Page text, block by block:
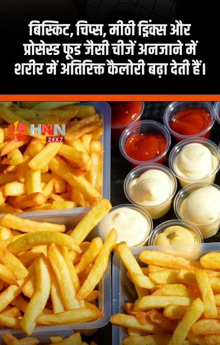
बिस्किट, चिप्स, मीठी ड्रिंक्स और
प्रोसेस्ड फूड जैसी चीजें अनजाने में